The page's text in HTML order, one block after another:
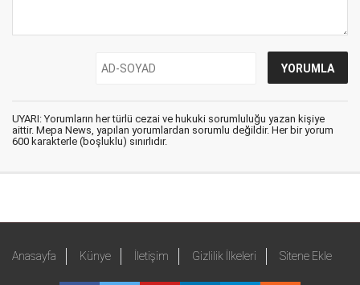
UYARI: Yorumların her türlü cezai ve hukuki sorumluluğu yazan kişiye
aittir. Mepa News, yapılan yorumlardan sorumlu değildir. Her bir yorum
600 karakterle (boşluklu) sınırlıdır.
Anasayfa Künye İletişim Gizlilik İlkeleri Sitene Ekle